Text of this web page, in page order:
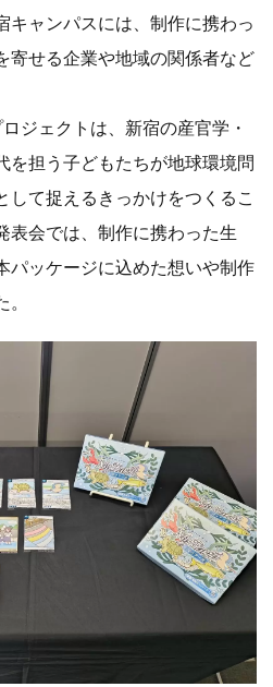
ャンパスには、制作に携わっ
寄せる企業や地域の関係者など
ジェクトは、新宿の産官学・
を担う子どもたちが地球環境問
して捉えるきっかけをつくるこ
表会では、制作に携わった生
パッケージに込めた想いや制作